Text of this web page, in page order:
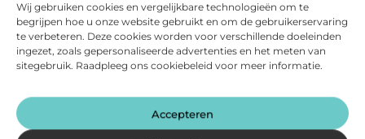
Wij gebruiken cookies en vergelijkbare technologieën om te
begrijpen hoe u onze website gebruikt en om de gebruikerservaring
te verbeteren. Deze cookies worden voor verschillende doeleinden
ingezet, zoals gepersonaliseerde advertenties en het meten van
sitegebruik. Raadpleeg ons cookiebeleid voor meer informatie.
Accepteren
...
Eten En Drinken